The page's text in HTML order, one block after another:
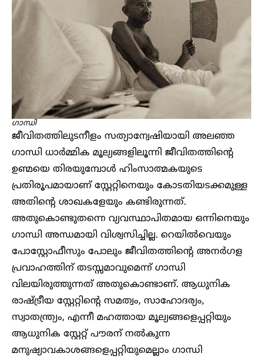
ഗാന്ധി
ജീവിതത്തിലുടനീളം സത്യാന്വേഷിയായി അലഞ്ഞ
ഗാന്ധി ധാർമ്മിക മൂല്യങ്ങളിലൂന്നി ജീവിതത്തിന്റെ
ഉണ്മയെ തിരയുമ്പോൾ ഹിംസാത്മകയുടെ
പ്രതിരൂപമായാണ് സ്റ്റേറ്റിനെയും കോടതിയടക്കമുള്ള
അതിന്റെ ശാഖകളേയും കണ്ടിരുന്നത്.
അതുകൊണ്ടുതന്നെ വ്യവസ്ഥാപിതമായ ഒന്നിനെയും
ഗാന്ധി അന്ധമായി വിശ്വസിച്ചില്ല. റെയിൽവെയും
പോസ്റ്റോഫീസും പോലും ജീവിതത്തിന്റെ അനർ​ഗള
പ്രവാഹത്തിന് തടസ്സമാവുമെന്ന് ഗാന്ധി
വിലയിരുത്തുന്നത് അതുകൊണ്ടാണ്. ആധുനിക
രാഷ്ട്രീയ സ്റ്റേറ്റിന്റെ സമത്വം, സാഹോദര്യം,
സ്വാതന്ത്ര്യം, എന്നീ മഹത്തായ മൂല്യങ്ങളെപ്പറ്റിയും
ആധുനിക സ്റ്റേറ്റ് പൗരന് നൽകുന്ന
മനുഷ്യാവകാശങ്ങളെപ്പറ്റിയുമെല്ലാം ഗാന്ധി